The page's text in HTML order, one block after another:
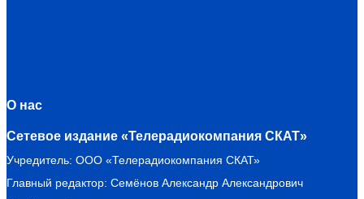
О нас
Сетевое издание «Телерадиокомпания СКАТ»
Учредитель: ООО «Телерадиокомпания СКАТ»
Главный редактор: Семёнов Александр Александрович